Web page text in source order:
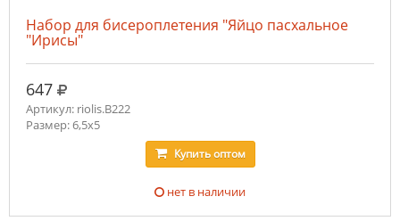
Набор для бисероплетения "Яйцо пасхальное
"Ирисы"
647 руб.
Артикул: riolis.В222
Размер: 6,5х5
Купитьоптом
нет в наличии